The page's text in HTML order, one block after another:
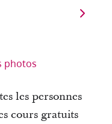
photos
les personnes
cours gratuits